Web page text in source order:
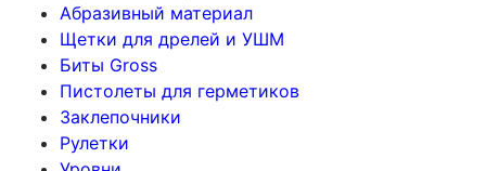
Абразивный материал
Щетки для дрелей и УШМ
Биты Gross
Пистолеты для герметиков
Заклепочники
Рулетки